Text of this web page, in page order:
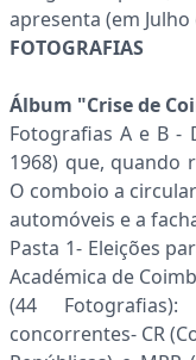
apresenta (em Julho
FOTOGRAFIAS
Álbum "Crise de
Fotografias A e B -
1968) que, quando
O comboio a
automóveis e a
Pasta 1- Eleições
Académica de
(44
concorrentes- CR